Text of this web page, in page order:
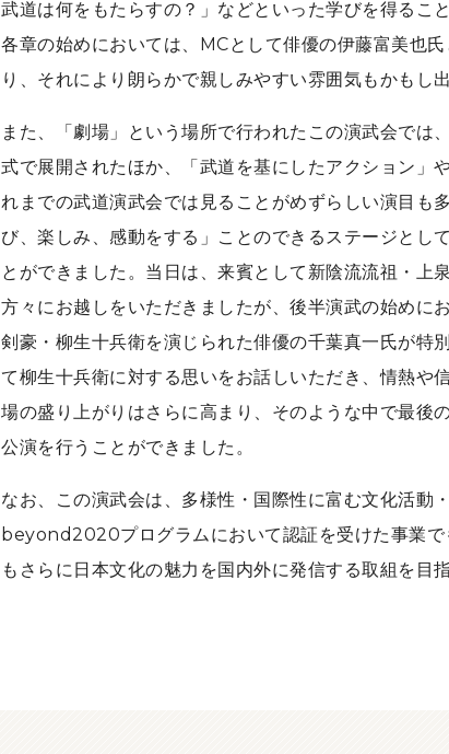
武道は何をもたらすの？」などといった学びを得るこ
各章の始めにおいては、MCとして俳優の伊藤富美也
り、それにより朗らかで親しみやすい雰囲気もかもし
また、「劇場」という場所で行われたこの演武会では
式で展開されたほか、「武道を基にしたアクション」
れまでの武道演武会では見ることがめずらしい演目も
び、楽しみ、感動をする」ことのできるステージとし
とができました。当日は、来賓として新陰流流祖・上
方々にお越しをいただきましたが、後半演武の始めに
剣豪・柳生十兵衛を演じられた俳優の千葉真一氏が特
て柳生十兵衛に対する思いをお話しいただき、情熱や
場の盛り上がりはさらに高まり、そのような中で最後
公演を行うことができました。
なお、この演武会は、多様性・国際性に富む文化活動
beyond2020プログラムにおいて認証を受けた事業で
もさらに日本文化の魅力を国内外に発信する取組を目